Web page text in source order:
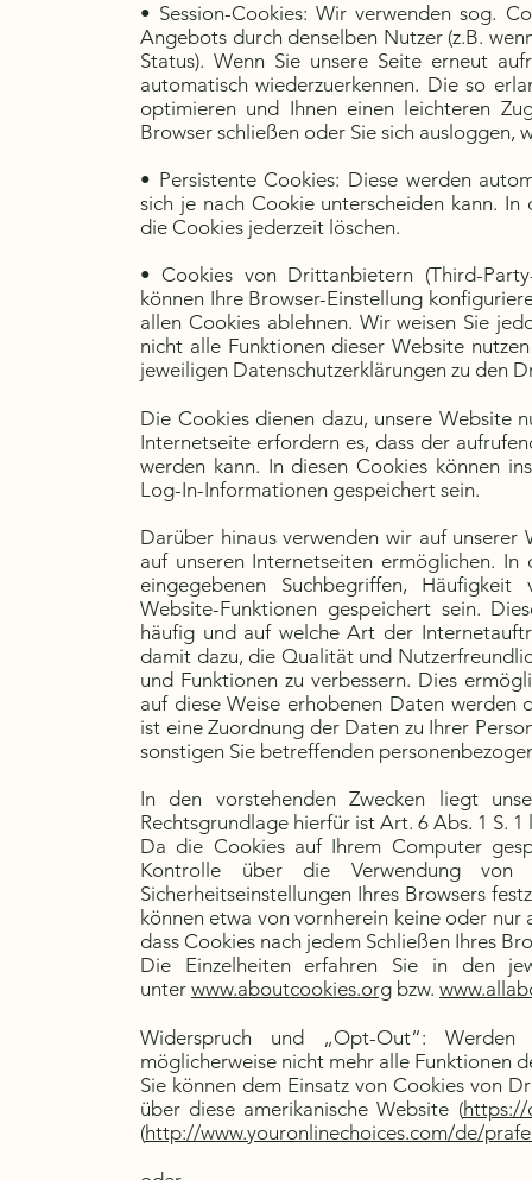
• Session-Cookies: Wir verwenden sog.
Angebots durch denselben Nutzer (z.B.
Status). Wenn Sie unsere Seite erneut
automatisch wiederzuerkennen. Die so
optimieren und Ihnen einen leichteren
Browser schließen oder Sie sich ausloggen,
• Persistente Cookies: Diese werden
sich je nach Cookie unterscheiden kann. In
die Cookies jederzeit löschen.
• Cookies von Drittanbietern (Third-
können Ihre Browser-Einstellung
allen Cookies ablehnen. Wir weisen Sie
nicht alle Funktionen dieser Website
jeweiligen Datenschutzerklärungen zu den
Die Cookies dienen dazu, unsere Website
Internetseite erfordern es, dass der
werden kann. In diesen Cookies können
Log-In-Informationen gespeichert sein.
Darüber hinaus verwenden wir auf unserer
auf unseren Internetseiten ermöglichen.
eingegebenen Suchbegriffen,
Website-Funktionen gespeichert sein.
häufig und auf welche Art der
damit dazu, die Qualität und
und Funktionen zu verbessern. Dies
auf diese Weise erhobenen Daten werden
ist eine Zuordnung der Daten zu Ihrer
sonstigen Sie betreffenden
In den vorstehenden Zwecken liegt
Rechtsgrundlage hierfür ist Art. 6 Abs. 1 S.
Da die Cookies auf Ihrem Computer
Kontrolle über die Verwendung
Sicherheitseinstellungen Ihres Browsers
können etwa von vornherein keine oder
dass Cookies nach jedem Schließen Ihres
Die Einzelheiten erfahren Sie in den
unter www.aboutcookies.org bzw.
Widerspruch und „Opt-Out“:
möglicherweise nicht mehr alle Funktionen
Sie können dem Einsatz von Cookies von
über diese amerikanische Website (https://
(http://www.youronlinechoices.com/de/